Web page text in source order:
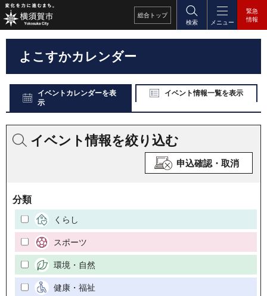
総合 トップ
検索
メニュー
緊急
情報
よこすかカレンダー
イベントカレンダーを表
示
イベント情報一覧を表示
イベント情報を絞り込む
申込確認・取消
分類
くらし
スポーツ
環境・自然
健康・福祉